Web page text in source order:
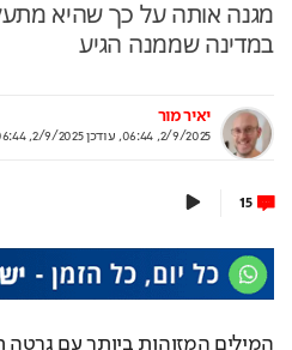
מגנה אותה על כך שהיא
במדינה שממנה הגיע
יאיר מור
2/9/2025, 06:44
, עודכן2/9/2025, 06:44
15